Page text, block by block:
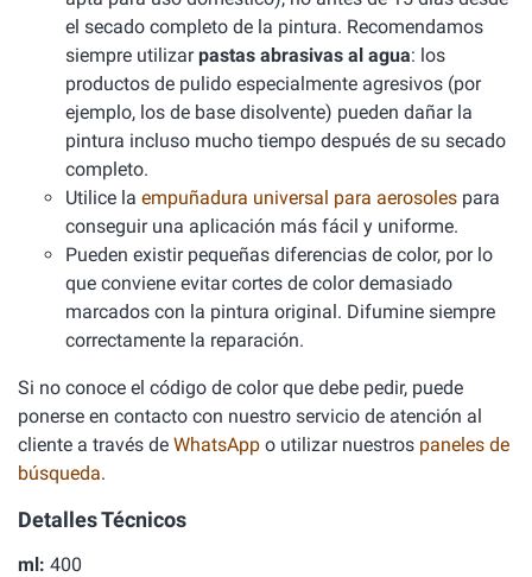
el secado completo de la pintura. Recomendamos
siempre utilizarpastas abrasivas al agua: los
productos de pulido especialmente agresivos (por
ejemplo, los de base disolvente) pueden dañar la
pintura incluso mucho tiempo después de su secado
completo.
Utilice la empuñadura universal para aerosoles para
conseguir una aplicación más fácil y uniforme.
Pueden existir pequeñas diferencias de color, por lo
que conviene evitar cortes de color demasiado
marcados con la pintura original. Difumine siempre
correctamente la reparación.
Si no conoce el código de color que debe pedir, puede
ponerse en contacto con nuestro servicio de atención al
cliente a través de WhatsApp o utilizar nuestros paneles de
búsqueda.
Detalles Técnicos
ml: 400